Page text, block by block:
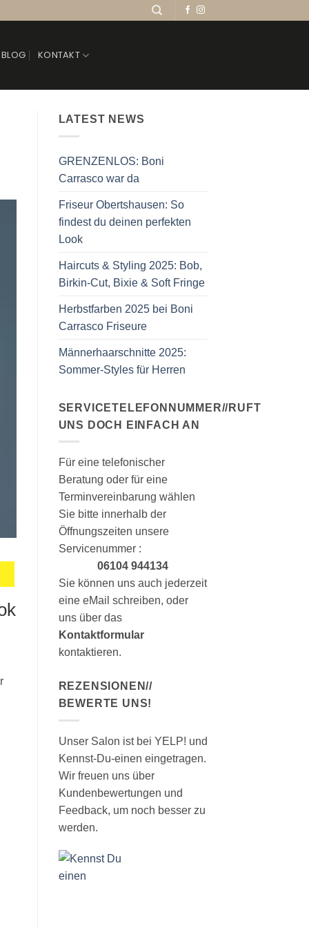
BLOG KONTAKT
LATEST NEWS
GRENZENLOS: Boni
Carrasco war da
Friseur Obertshausen: So
findest du deinen perfekten
Look
Haircuts & Styling 2025: Bob,
Birkin-Cut, Bixie & Soft Fringe
Herbstfarben 2025 bei Boni
Carrasco Friseure
Männerhaarschnitte 2025:
Sommer-Styles für Herren
SERVICETELEFONNUMMER//RUFT
UNS DOCH EINFACH AN
Für eine telefonischer
Beratung oder für eine
Terminvereinbarung wählen
Sie bitte innerhalb der
Öffnungszeiten unsere
Servicenummer :
06104 944134
Sie können uns auch jederzeit
eine eMail schreiben, oder
uns über das
Kontaktformular
kontaktieren.
REZENSIONEN//
BEWERTE UNS!
Unser Salon ist bei YELP! und
Kennst-Du-einen eingetragen.
Wir freuen uns über
Kundenbewertungen und
Feedback, um noch besser zu
werden.